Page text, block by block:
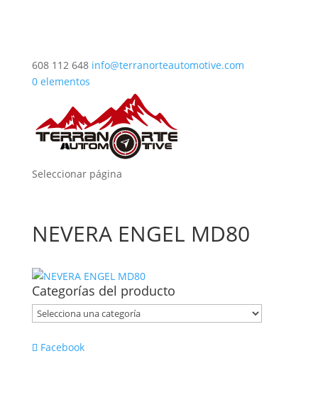
608 112 648 info@terranorteautomotive.com
0 elementos
Seleccionar página
NEVERA ENGEL MD80
Categorías del producto
Facebook